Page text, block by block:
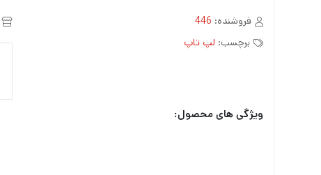
فروشنده: 446
برچسب: لپ تاپ
ویژگی های محصول: